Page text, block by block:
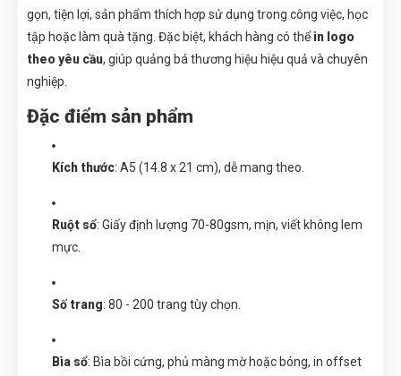
gọn, tiện lợi, sản phẩm thích hợp sử dụng trong công việc, học
tập hoặc làm quà tặng. Đặc biệt, khách hàng có thểin logo
theo yêu cầu, giúp quảng bá thương hiệu hiệu quả và chuyên
nghiệp.
Đặc điểm sản phẩm
Kích thước: A5 (14.8 x 21 cm), dễ mang theo.
Ruột sổ: Giấy định lượng 70-80gsm, mịn, viết không lem
mực.
Số trang: 80 - 200 trang tùy chọn.
Bìa sổ: Bìa bồi cứng, phủ màng mờ hoặc bóng, in offset